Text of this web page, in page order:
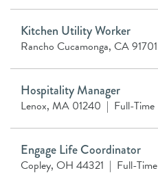
Kitchen Utility Worker
Rancho Cucamonga, CA 91701
Hospitality Manager
Lenox, MA 01240 | Full-Time
Engage Life Coordinator
Copley, OH 44321 | Full-Time